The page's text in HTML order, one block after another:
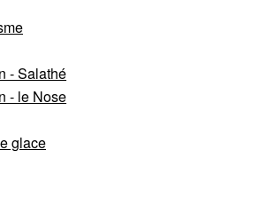
- Salathé
- le Nose
glace